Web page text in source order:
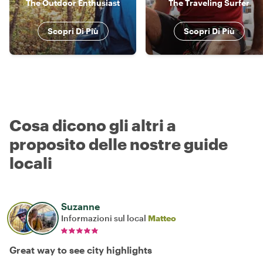
The Outdoor Enthusiast
Scopri Di Più
The Traveling Surfer
Scopri Di Più
Cosa dicono gli altri a
proposito delle nostre guide
locali
Suzanne
Informazioni sul local Matteo
Great way to see city highlights